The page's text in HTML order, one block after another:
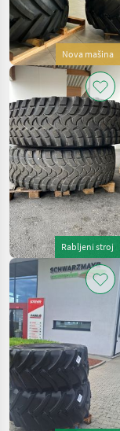
Nova mašina
Rabljeni stroj